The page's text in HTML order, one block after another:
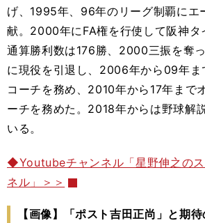
げ、1995年、96年のリーグ制覇にエ
献。2000年にFA権を行使して阪神タ
通算勝利数は176勝、2000三振を奪
に現役を引退し、2006年から09年ま
コーチを務め、2010年から17年まで
ーチを務めた。2018年からは野球解
いる。
◆Youtubeチャンネル「星野伸之の
ネル」＞＞
【画像】「ポスト吉田正尚」と期